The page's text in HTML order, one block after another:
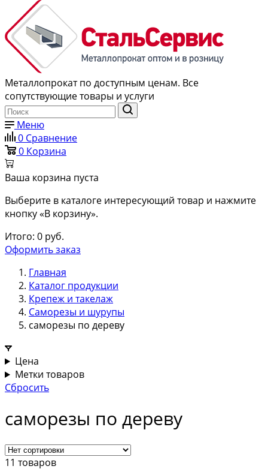
Металлопрокат по доступным ценам. Все
сопутствующие товары и услуги
Меню
0 Сравнение
0 Корзина
Ваша корзина пуста
Выберите в каталоге интересующий товар и нажмите
кнопку «В корзину».
Итого: 0 руб.
Оформить заказ
Главная
Каталог продукции
Крепеж и такелаж
Саморезы и шурупы
саморезы по дереву
Цена
Метки товаров
Сбросить
саморезы по дереву
11 товаров